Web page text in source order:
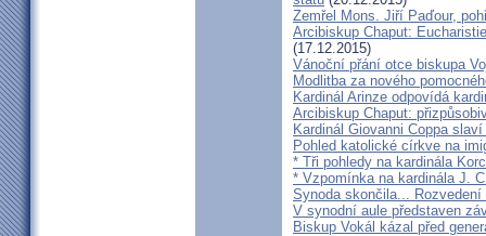
Zemřel Mons. Jiří Paďour,
Arcibiskup Chaput:
(17.12.2015)
Vánoční přání otce biskupa
Modlitba za nového
Kardinál Arinze odpovídá
Arcibiskup Chaput:
Kardinál Giovanni Coppa
Pohled katolické církve na
* Tři pohledy na kardinála
* Vzpomínka na kardinála J.
Synoda skončila...
V synodní aule představen
Biskup Vokál kázal před